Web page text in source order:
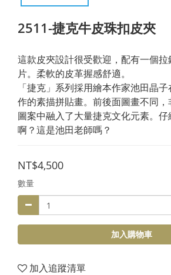
2511-捷克牛皮珠扣皮夾
這款皮夾設計很受歡迎，配有一個
片。柔軟的皮革握感舒適。
「捷克」系列採用繪本作家池田晶
作的素描拼貼畫。前後面圖畫不同，
圖案中融入了大量捷克文化元素。
啊？這是池田老師嗎？
NT$4,500
數量
加入購物車
加入追蹤清單